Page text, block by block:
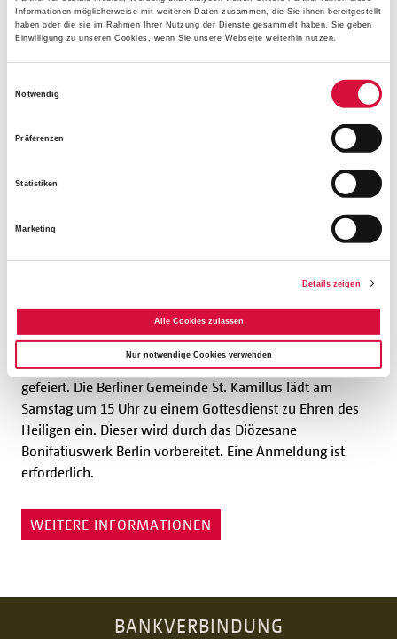
Informationen möglicherweise mit weiteren Daten zusammen, die Sie ihnen bereitgestellt
haben oder die sie im Rahmen Ihrer Nutzung der Dienste gesammelt haben. Sie geben
Einwilligung zu unseren Cookies, wenn Sie unsere Webseite weiterhin nutzen.
Notwendig
Präferenzen
Statistiken
Marketing
Details zeigen
Alle Cookies zulassen
Nur notwendige Cookies verwenden
Katholiken feiern bundesweit
Am 5. Juni verehren viele Menschen bundesweit den
heiligen Bonifatius. So wird das nicht nur im
Bonifatiushaus sondern auch in vielen Gemeinden
gefeiert. Die Berliner Gemeinde St. Kamillus lädt am
Samstag um 15 Uhr zu einem Gottesdienst zu Ehren des
Heiligen ein. Dieser wird durch das Diözesane
Bonifatiuswerk Berlin vorbereitet. Eine Anmeldung ist
erforderlich.
WEITERE INFORMATIONEN
BANKVERBINDUNG